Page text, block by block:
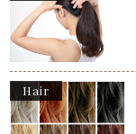
Hair